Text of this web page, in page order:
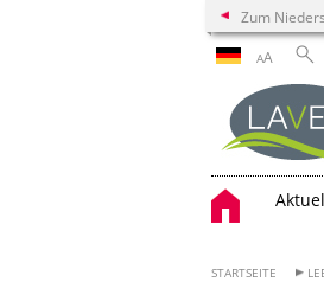
Zum
AA
STARTSEITE